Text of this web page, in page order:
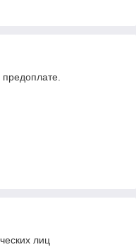
предоплате.
лиц